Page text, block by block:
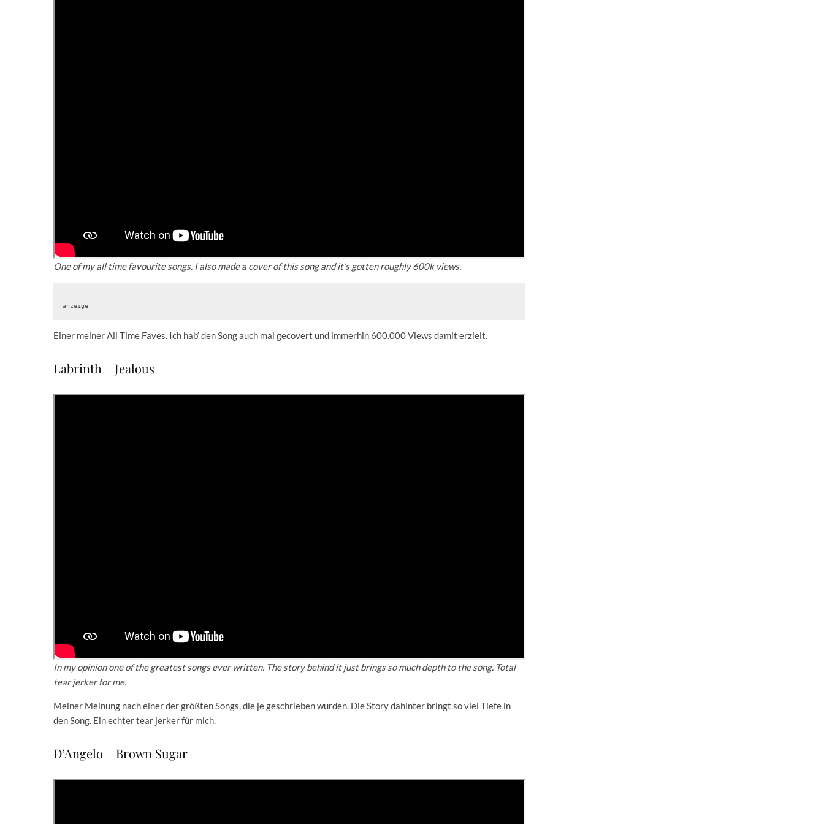
One of my all time favourite songs. I also made a cover of this song and it’s gotten roughly 600k views.
anzeige
Einer meiner All Time Faves. Ich hab‘ den Song auch mal gecovert und immerhin 600.000 Views damit erzielt.
Labrinth – Jealous
In my opinion one of the greatest songs ever written. The story behind it just brings so much depth to the song. Total
tear jerker for me.
Meiner Meinung nach einer der größten Songs, die je geschrieben wurden. Die Story dahinter bringt so viel Tiefe in
den Song. Ein echter tear jerker für mich.
D’Angelo – Brown Sugar